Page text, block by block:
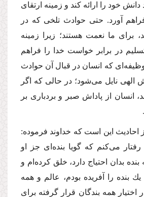
خود را ارائه كند و زمینه ارتقاى
آورد. حتى حوادث تلخى كه در
براى ما نعمت هستند؛ زیرا زمینه
در برابر خواست خدا را فراهم
وظیفه‌اى كه انسان در قبال آن حوادث
الهى نایل مى‌شود؛ در حالى كه اگر
انسان از پاداش صبر و بردبارى بر
این است كه خداوند فرموده:
رفتار مى‌كنم كه گویا بنده‌اى جز او
بنده بدان احتیاج دارد، خلق كرده‌ام و
بنده را آفریده بودم، عالم و همه
اختیار همه بندگان قرار گرفته براى